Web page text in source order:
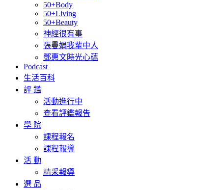
50+Body
50+Living
50+Beauty
神經很有事
張曼娟我輩中人
鄧惠文時光心蘊
Podcast
生活百科
評 鑑
活動進行中
查看評鑑報告
學 院
課程報名
課程報導
活 動
精采報導
選 品